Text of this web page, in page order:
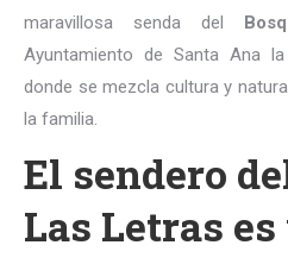
maravillosa senda del
Ayuntamiento de Santa Ana
donde se mezcla cultura y
la familia.
El sendero
Las Letras